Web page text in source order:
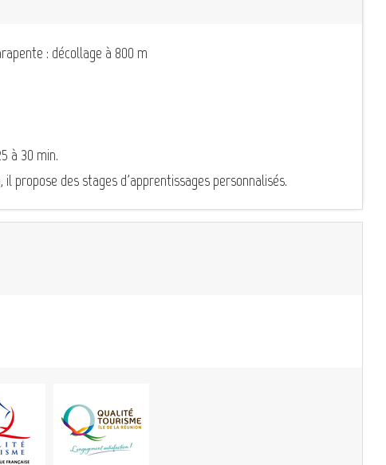
: décollage à 800 m
à 30 min.
propose des stages d'apprentissages personnalisés.